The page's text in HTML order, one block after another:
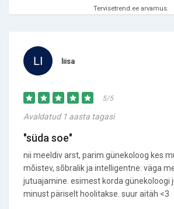
Tervisetrend.ee arvamus.
liisa
5/5
Avaldatud 1 aasta tagasi
"süda soe"
nii meeldiv arst, parim günekoloog kes
mõistev, sõbralik ja intelligentne. väga
jutuajamine. esimest korda günekoloogi
minust päriselt hoolitakse. suur aitäh <3